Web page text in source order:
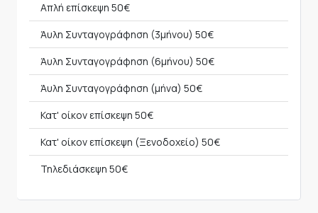
Απλή επίσκεψη 50€
Άυλη Συνταγογράφηση (3μήνου) 50€
Άυλη Συνταγογράφηση (6μήνου) 50€
Άυλη Συνταγογράφηση (μήνα) 50€
Κατ' οίκον επίσκεψη 50€
Κατ' οίκον επίσκεψη (Ξενοδοχείο) 50€
Τηλεδιάσκεψη 50€